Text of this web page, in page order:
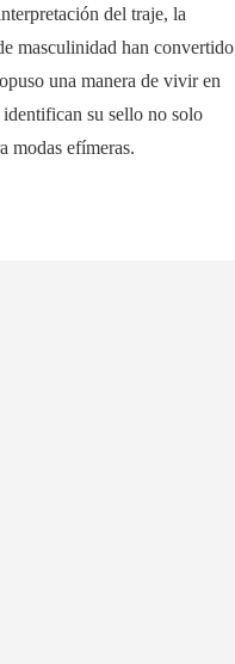
del traje, la
masculinidad han convertido
una manera de vivir en
su sello no solo
modas efímeras.